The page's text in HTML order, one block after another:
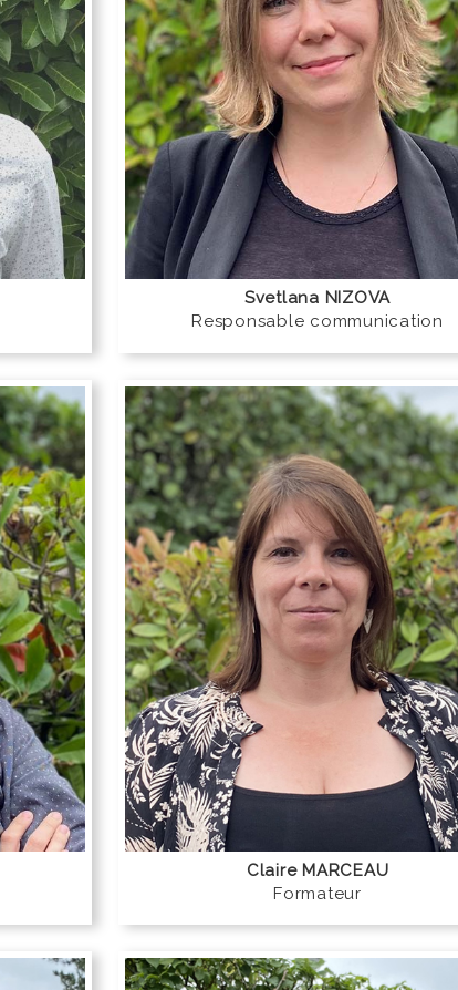
Svetlana NIZOVA
Responsable communication
Claire MARCEAU
Formateur